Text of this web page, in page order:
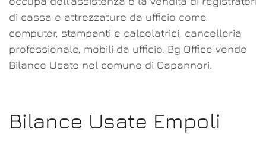
di cassa e attrezzature da ufficio come
computer, stampanti e calcolatrici, cancelleria
professionale, mobili da ufficio. Bg Office vende
Bilance Usate nel comune di Capannori.
Bilance Usate Empoli